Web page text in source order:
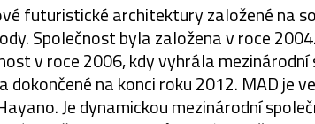
futuristické architektury založené na
Společnost byla založena v roce
v roce 2006, kdy vyhrála mezinárodní
na konci roku 2012. MAD je
Je dynamickou mezinárodní